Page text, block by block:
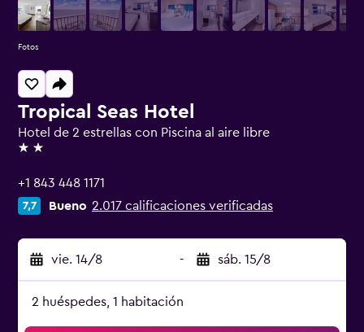
Tropical Seas Hotel
Hotel de 2 estrellas con Piscina al aire libre
2 estrellas
+1 843 448 1171
7,7 Bueno 2.017 calificaciones verificadas
vie. 14/8 - sáb. 15/8
2 huéspedes, 1 habitación
Fotos